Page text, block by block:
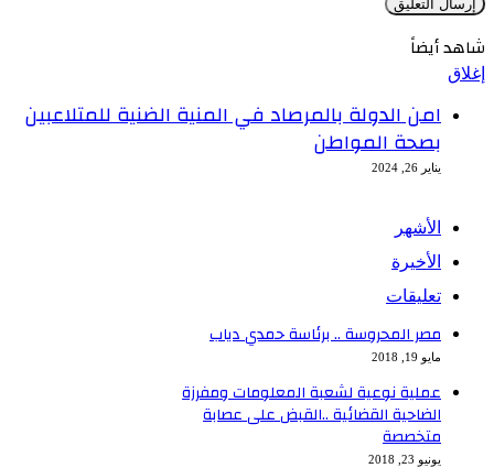
شاهد أيضاً
إغلاق
امن الدولة بالمرصاد في المنية الضنية للمتلاعبين
بصحة المواطن
يناير 26, 2024
الأشهر
الأخيرة
تعليقات
مصر المحروسة .. برئاسة حمدي دياب
مايو 19, 2018
عملية نوعية لشعبة المعلومات ومفرزة
الضاحية القضائية ..القبض على عصابة
متخصصة
يونيو 23, 2018